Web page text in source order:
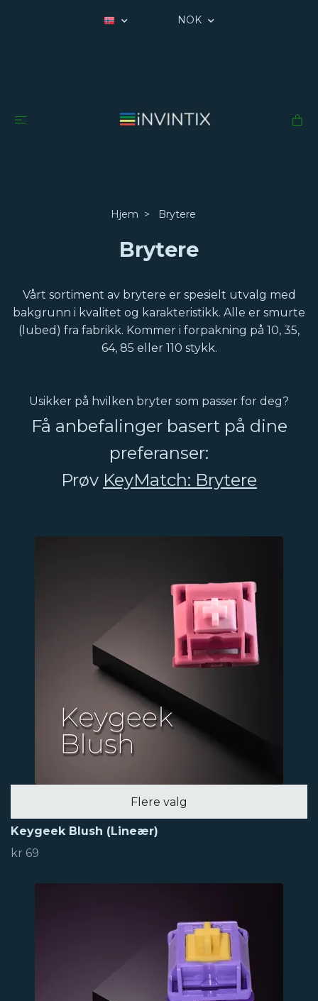
NOK
Hjem Brytere
Brytere
Vårt sortiment av brytere er spesielt utvalg med
bakgrunn i kvalitet og karakteristikk. Alle er smurte
(lubed) fra fabrikk. Kommer i forpakning på 10, 35,
64, 85 eller 110 stykk.
Usikker på hvilken bryter som passer for deg?
Få anbefalinger basert på dine
preferanser:
Prøv KeyMatch: Brytere
Flere valg
Keygeek Blush (Lineær)
kr 69